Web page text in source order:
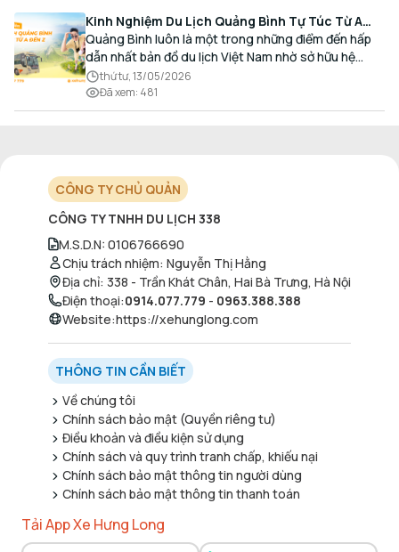
Kinh Nghiệm Du Lịch Quảng Bình Tự Túc Từ A
Đến Z Chi Tiết Nhất
Quảng Bình luôn là một trong những điểm đến hấp
dẫn nhất bản đồ du lịch Việt Nam nhờ sở hữu hệ
thống hang động kỳ vĩ, những bãi biển hoang sơ và
nét ẩm thực đậm đà bản sắc.
thứ tư, 13/05/2026
Đã xem: 481
CÔNG TY CHỦ QUẢN
CÔNG TY TNHH DU LỊCH 338
M.S.D.N: 0106766690
Chịu trách nhiệm: Nguyễn Thị Hằng
Địa chỉ: 338 - Trần Khát Chân, Hai Bà Trưng, Hà Nội
Điện thoại:0914.077.779 - 0963.388.388
Website:https://xehunglong.com
THÔNG TIN CẦN BIẾT
Về chúng tôi
Chính sách bảo mật (Quyền riêng tư)
Điều khoản và điều kiện sử dụng
Chính sách và quy trình tranh chấp, khiếu nại
Chính sách bảo mật thông tin người dùng
Chính sách bảo mật thông tin thanh toán
Tải App Xe Hưng Long